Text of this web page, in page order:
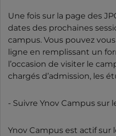
Une fois sur la page des
dates des prochaines
campus. Vous pouvez
ligne en remplissant un
l’occasion de visiter le
chargés d’admission, les
- Suivre Ynov Campus sur
Ynov Campus est actif sur